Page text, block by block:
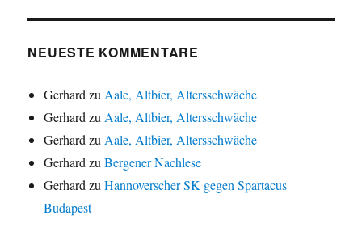
NEUESTE KOMMENTARE
Gerhard zu Aale, Altbier, Altersschwäche
Gerhard zu Aale, Altbier, Altersschwäche
Gerhard zu Aale, Altbier, Altersschwäche
Gerhard zuBergener Nachlese
Gerhard zuHannoverscher SK gegen Spartacus
Budapest